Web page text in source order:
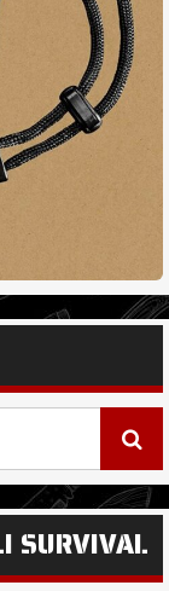
SURVIVAL